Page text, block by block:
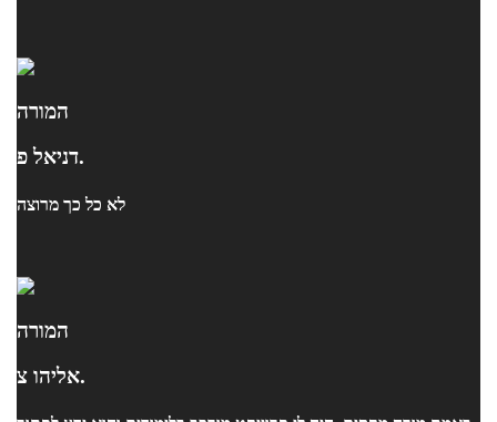
המורה
דניאל פ.
לא כל כך מרוצה
המורה
אליהו צ.